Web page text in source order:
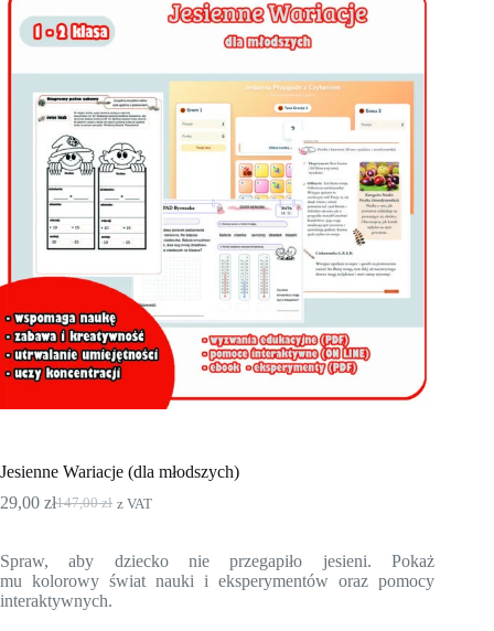
Jesienne Wariacje (dla młodszych)
147,00zł
Pierwotna
wynosiła:
147,00 zł.
29,00 złAktualna
wynosi:
29,00 zł.
z VAT
Spraw, aby dziecko nie przegapiło jesieni. Pokaż
mu kolorowy świat nauki i eksperymentów oraz pomocy
interaktywnych.